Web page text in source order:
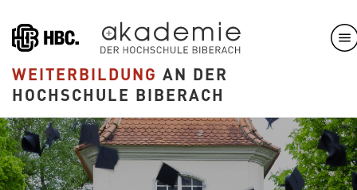
zum
Inhalt
WEITERBILDUNG AN DER
HOCHSCHULE BIBERACH